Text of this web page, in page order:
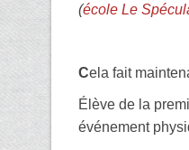
(école Le
Cela fait
Élève de la
événement